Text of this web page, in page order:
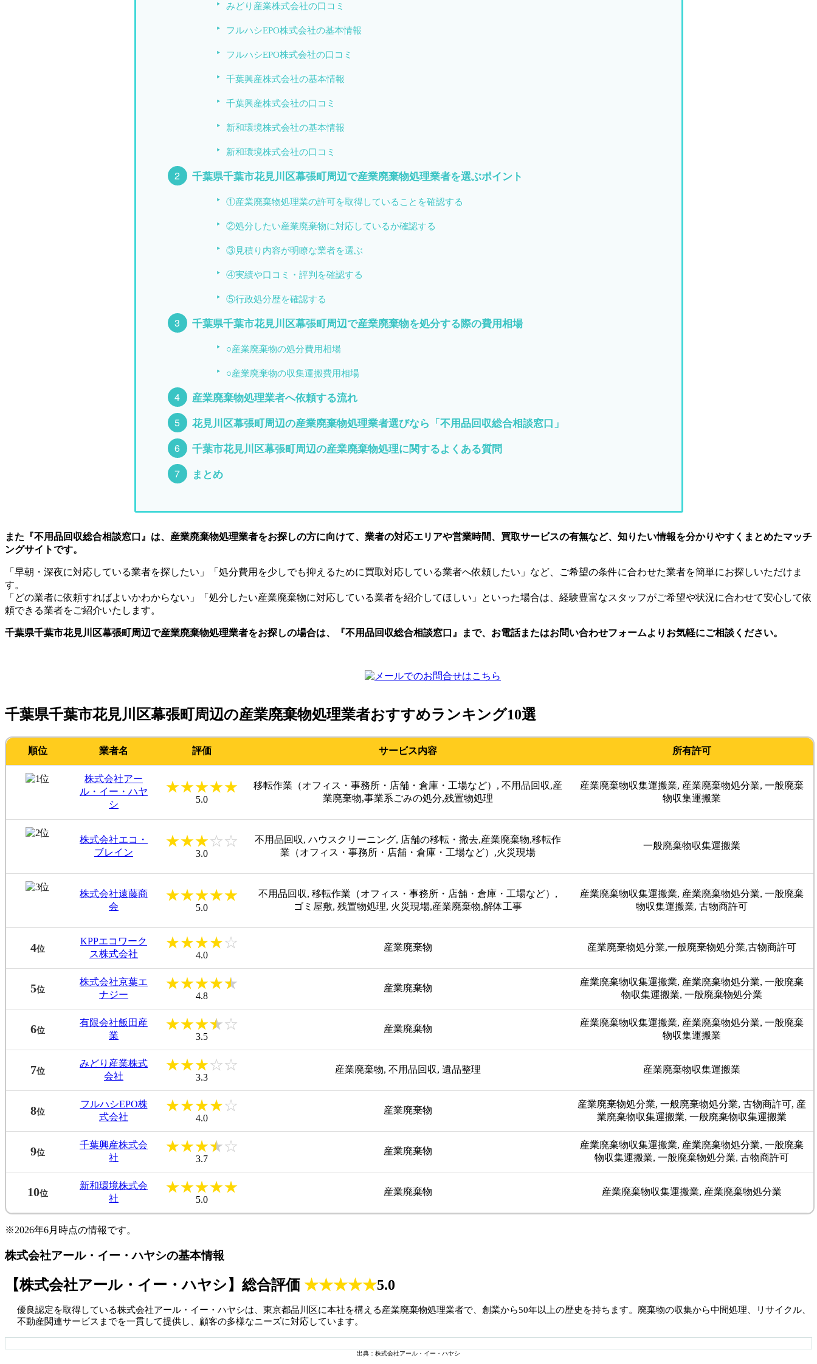
みどり産業株式会社の口コミ
フルハシEPO株式会社の基本情報
フルハシEPO株式会社の口コミ
千葉興産株式会社の基本情報
千葉興産株式会社の口コミ
新和環境株式会社の基本情報
新和環境株式会社の口コミ
千葉県千葉市花見川区幕張町周辺で産業廃棄物処理業者を選ぶポイント
①産業廃棄物処理業の許可を取得していることを確認する
②処分したい産業廃棄物に対応しているか確認する
③見積り内容が明瞭な業者を選ぶ
④実績や口コミ・評判を確認する
⑤行政処分歴を確認する
千葉県千葉市花見川区幕張町周辺で産業廃棄物を処分する際の費用相場
○産業廃棄物の処分費用相場
○産業廃棄物の収集運搬費用相場
産業廃棄物処理業者へ依頼する流れ
花見川区幕張町周辺の産業廃棄物処理業者選びなら「不用品回収総合相談窓口」
千葉市花見川区幕張町周辺の産業廃棄物処理に関するよくある質問
まとめ
また『不用品回収総合相談窓口』は、産業廃棄物処理業者をお探しの方に向けて、業者の対応エリアや営業時間、買取サービスの有無など、知りたい情報を分かりやすくまとめたマッチ
ングサイトです。
「早朝・深夜に対応している業者を探したい」「処分費用を少しでも抑えるために買取対応している業者へ依頼したい」など、ご希望の条件に合わせた業者を簡単にお探しいただけま
す。
「どの業者に依頼すればよいかわからない」「処分したい産業廃棄物に対応している業者を紹介してほしい」といった場合は、経験豊富なスタッフがご希望や状況に合わせて安心して依
頼できる業者をご紹介いたします。
千葉県千葉市花見川区幕張町周辺で産業廃棄物処理業者をお探しの場合は、『不用品回収総合相談窓口』まで、お電話またはお問い合わせフォームよりお気軽にご相談ください。
千葉県千葉市花見川区幕張町周辺の産業廃棄物処理業者おすすめランキング10選
順位 業者名 評価 サービス内容 所有許可
株式会社アー
ル・イー・ハヤ
シ
★★★★★
5.0
移転作業（オフィス・事務所・店舗・倉庫・工場など）, 不用品回収,産
業廃棄物,事業系ごみの処分,残置物処理
産業廃棄物収集運搬業, 産業廃棄物処分業, 一般廃棄
物収集運搬業
株式会社エコ・
ブレイン
★★★☆☆
3.0
不用品回収, ハウスクリーニング, 店舗の移転・撤去,産業廃棄物,移転作
業（オフィス・事務所・店舗・倉庫・工場など）,火災現場
一般廃棄物収集運搬業
株式会社遠藤商
会
★★★★★
5.0
不用品回収, 移転作業（オフィス・事務所・店舗・倉庫・工場など）,
ゴミ屋敷, 残置物処理, 火災現場,産業廃棄物,解体工事
産業廃棄物収集運搬業, 産業廃棄物処分業, 一般廃棄
物収集運搬業, 古物商許可
4位
KPPエコワーク
ス株式会社
★★★★☆
4.0
産業廃棄物 産業廃棄物処分業,一般廃棄物処分業,古物商許可
5位
株式会社京葉エ
ナジー
★★★★★
4.8
産業廃棄物
産業廃棄物収集運搬業, 産業廃棄物処分業, 一般廃棄
物収集運搬業, 一般廃棄物処分業
6位
有限会社飯田産
業
★★★★☆
3.5
産業廃棄物
産業廃棄物収集運搬業, 産業廃棄物処分業, 一般廃棄
物収集運搬業
7位
みどり産業株式
会社
★★★☆☆
3.3
産業廃棄物, 不用品回収, 遺品整理 産業廃棄物収集運搬業
8位
フルハシEPO株
式会社
★★★★☆
4.0
産業廃棄物
産業廃棄物処分業, 一般廃棄物処分業, 古物商許可, 産
業廃棄物収集運搬業, 一般廃棄物収集運搬業
9位
千葉興産株式会
社
★★★★☆
3.7
産業廃棄物
産業廃棄物収集運搬業, 産業廃棄物処分業, 一般廃棄
物収集運搬業, 一般廃棄物処分業, 古物商許可
10位
新和環境株式会
社
★★★★★
5.0
産業廃棄物 産業廃棄物収集運搬業, 産業廃棄物処分業
※2026年6月時点の情報です。
株式会社アール・イー・ハヤシの基本情報
【株式会社アール・イー・ハヤシ】総合評価 ★★★★★5.0
優良認定を取得している株式会社アール・イー・ハヤシは、東京都品川区に本社を構える産業廃棄物処理業者で、創業から50年以上の歴史を持ちます。廃棄物の収集から中間処理、リサイクル、
不動産関連サービスまでを一貫して提供し、顧客の多様なニーズに対応しています。
出典：株式会社アール・イー・ハヤシ